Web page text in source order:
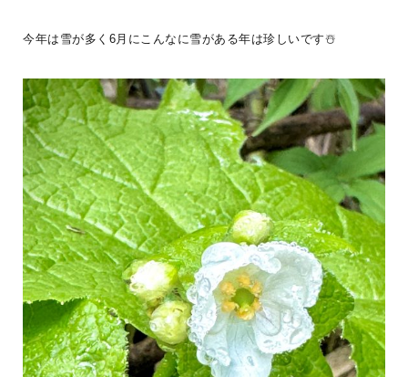
sapporo.bess.jp
今年は雪が多く6月にこんなに雪がある年は珍しいです☃️